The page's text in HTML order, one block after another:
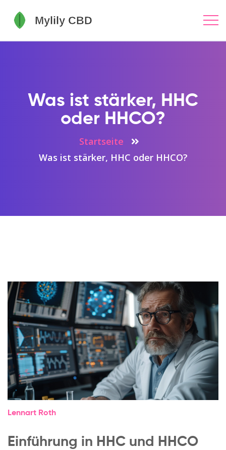
Was ist stärker, HHC
oder HHCO?
Startseite
Was ist stärker, HHC oder HHCO?
Lennart Roth
Einführung in HHC und HHCO